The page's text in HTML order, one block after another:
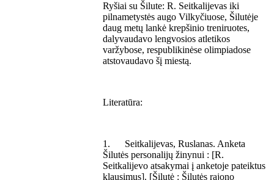
Ryšiai su Šilute: R. Seitkalijevas iki
pilnametystės augo Vilkyčiuose, Šilutėje
daug metų lankė krepšinio treniruotes,
dalyvaudavo lengvosios atletikos
varžybose, respublikinėse olimpiadose
atstovaudavo šį miestą.
Literatūra:
1. Seitkalijevas, Ruslanas. Anketa
Šilutės personalijų žinynui : [R.
Seitkalijevo atsakymai į anketoje pateiktus
klausimus]. [Šilutė : Šilutės rajono